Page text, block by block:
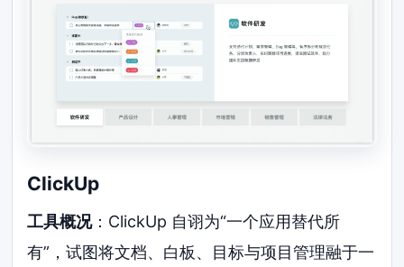
ClickUp
工具概况：ClickUp 自诩为“一个应用替代所
有”，试图将文档、白板、目标与项目管理融于一